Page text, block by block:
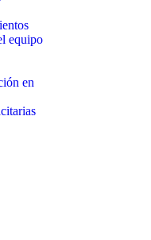
equipo
en